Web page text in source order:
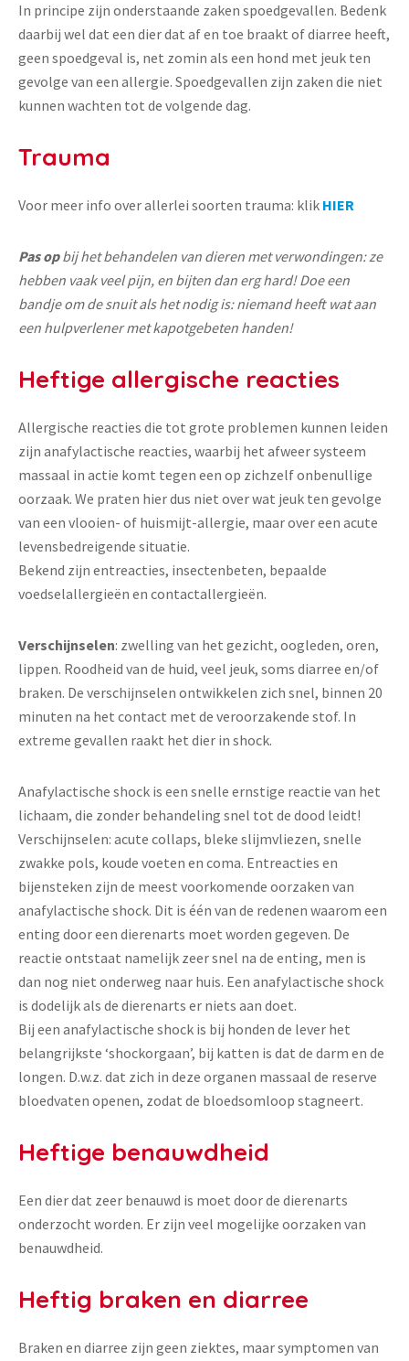
In principe zijn onderstaande zaken spoedgevallen. Bedenk
daarbij wel dat een dier dat af en toe braakt of diarree heeft,
geen spoedgeval is, net zomin als een hond met jeuk ten
gevolge van een allergie. Spoedgevallen zijn zaken die niet
kunnen wachten tot de volgende dag.
Trauma
Voor meer info over allerlei soorten trauma: klik HIER
Pas opbij het behandelen van dieren met verwondingen: ze
hebben vaak veel pijn, en bijten dan erg hard! Doe een
bandje om de snuit als het nodig is: niemand heeft wat aan
een hulpverlener met kapotgebeten handen!
Heftige allergische reacties
Allergische reacties die tot grote problemen kunnen leiden
zijn anafylactische reacties, waarbij het afweer systeem
massaal in actie komt tegen een op zichzelf onbenullige
oorzaak. We praten hier dus niet over wat jeuk ten gevolge
van een vlooien- of huismijt-allergie, maar over een acute
levensbedreigende situatie.
Bekend zijn entreacties, insectenbeten, bepaalde
voedselallergieën en contactallergieën.
Verschijnselen: zwelling van het gezicht, oogleden, oren,
lippen. Roodheid van de huid, veel jeuk, soms diarree en/of
braken. De verschijnselen ontwikkelen zich snel, binnen 20
minuten na het contact met de veroorzakende stof. In
extreme gevallen raakt het dier in shock.
Anafylactische shock is een snelle ernstige reactie van het
lichaam, die zonder behandeling snel tot de dood leidt!
Verschijnselen: acute collaps, bleke slijmvliezen, snelle
zwakke pols, koude voeten en coma. Entreacties en
bijensteken zijn de meest voorkomende oorzaken van
anafylactische shock. Dit is één van de redenen waarom een
enting door een dierenarts moet worden gegeven. De
reactie ontstaat namelijk zeer snel na de enting, men is
dan nog niet onderweg naar huis. Een anafylactische shock
is dodelijk als de dierenarts er niets aan doet.
Bij een anafylactische shock is bij honden de lever het
belangrijkste ‘shockorgaan’, bij katten is dat de darm en de
longen. D.w.z. dat zich in deze organen massaal de reserve
bloedvaten openen, zodat de bloedsomloop stagneert.
Heftige benauwdheid
Een dier dat zeer benauwd is moet door de dierenarts
onderzocht worden. Er zijn veel mogelijke oorzaken van
benauwdheid.
Heftig braken en diarree
Braken en diarree zijn geen ziektes, maar symptomen van